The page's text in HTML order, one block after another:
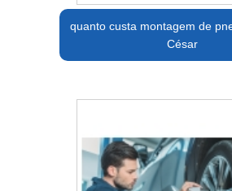
quanto custa montagem de
César